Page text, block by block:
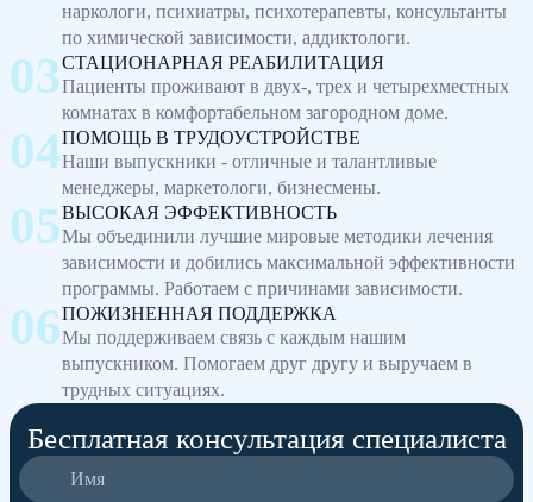
наркологи, психиатры, психотерапевты, консультанты
по химической зависимости, аддиктологи.
СТАЦИОНАРНАЯ РЕАБИЛИТАЦИЯ
Пациенты проживают в двух-, трех и четырехместных
комнатах в комфортабельном загородном доме.
ПОМОЩЬ В ТРУДОУСТРОЙСТВЕ
Наши выпускники - отличные и талантливые
менеджеры, маркетологи, бизнесмены.
ВЫСОКАЯ ЭФФЕКТИВНОСТЬ
Мы объединили лучшие мировые методики лечения
зависимости и добились максимальной эффективности
программы. Работаем с причинами зависимости.
ПОЖИЗНЕННАЯ ПОДДЕРЖКА
Мы поддерживаем связь с каждым нашим
выпускником. Помогаем друг другу и выручаем в
трудных ситуациях.
Бесплатная консультация специалиста